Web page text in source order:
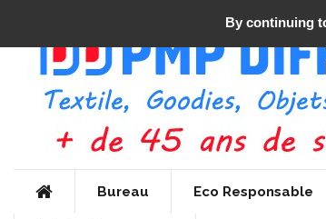
Bureau Eco Responsable
By continuing